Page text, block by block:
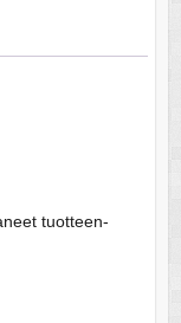
tuotteen-